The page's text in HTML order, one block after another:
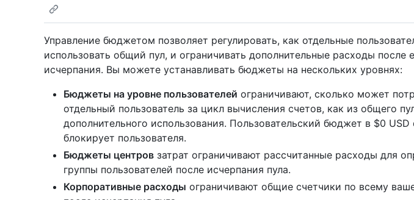
Управление бюджетом позволяет регулировать, как отдельные
использовать общий пул, и ограничивать дополнительные расходы после
исчерпания. Вы можете устанавливать бюджеты на нескольких уровнях:
Бюджеты на уровне пользователей ограничивают, сколько может
отдельный пользователь за цикл вычисления счетов, как из общего
дополнительного использования. Пользовательский бюджет в $0 USD
блокирует пользователя.
Бюджеты центров затрат ограничивают рассчитанные расходы для
группы пользователей после исчерпания пула.
Корпоративные расходы ограничивают общие счетчики по всему